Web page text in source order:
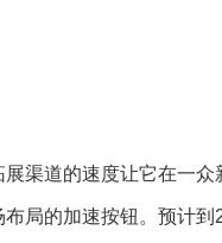
展渠道的速度让它在一
局的加速按钮。预计到